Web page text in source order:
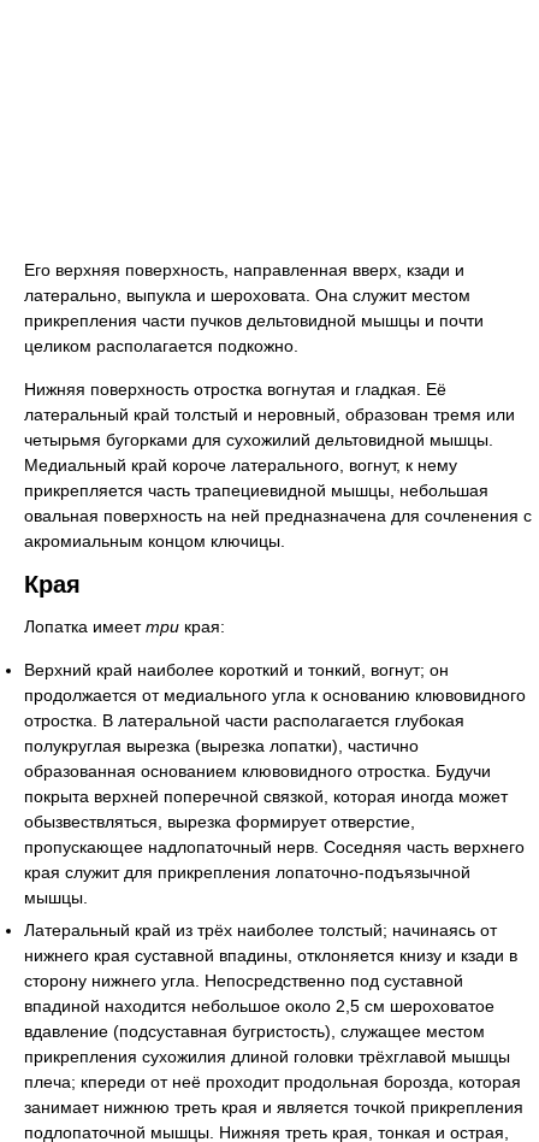
Его верхняя поверхность, направленная вверх, кзади и
латерально, выпукла и шероховата. Она служит местом
прикрепления части пучков дельтовидной мышцы и почти
целиком располагается подкожно.
Нижняя поверхность отростка вогнутая и гладкая. Её
латеральный край толстый и неровный, образован тремя или
четырьмя бугорками для сухожилий дельтовидной мышцы.
Медиальный край короче латерального, вогнут, к нему
прикрепляется часть трапециевидной мышцы, небольшая
овальная поверхность на ней предназначена для сочленения с
акромиальным концом ключицы.
Края
Лопатка имееттри края:
Верхний край наиболее короткий и тонкий, вогнут; он
продолжается от медиального угла к основанию клювовидного
отростка. В латеральной части располагается глубокая
полукруглая вырезка (вырезка лопатки), частично
образованная основанием клювовидного отростка. Будучи
покрыта верхней поперечной связкой, которая иногда может
обызвествляться, вырезка формирует отверстие,
пропускающее надлопаточный нерв. Соседняя часть верхнего
края служит для прикрепления лопаточно-подъязычной
мышцы.
Латеральный край из трёх наиболее толстый; начинаясь от
нижнего края суставной впадины, отклоняется книзу и кзади в
сторону нижнего угла. Непосредственно под суставной
впадиной находится небольшое около 2,5 см шероховатое
вдавление (подсуставная бугристость), служащее местом
прикрепления сухожилия длиной головки трёхглавой мышцы
плеча; кпереди от неё проходит продольная борозда, которая
занимает нижнюю треть края и является точкой прикрепления
подлопаточной мышцы. Нижняя треть края, тонкая и острая,